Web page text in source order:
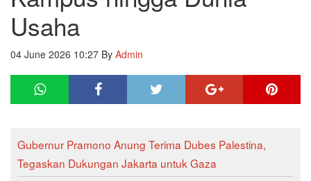
Usaha
04 June 2026 10:27 By Admin
Gubernur Pramono Anung Terima Dubes Palestina,
Tegaskan Dukungan Jakarta untuk Gaza